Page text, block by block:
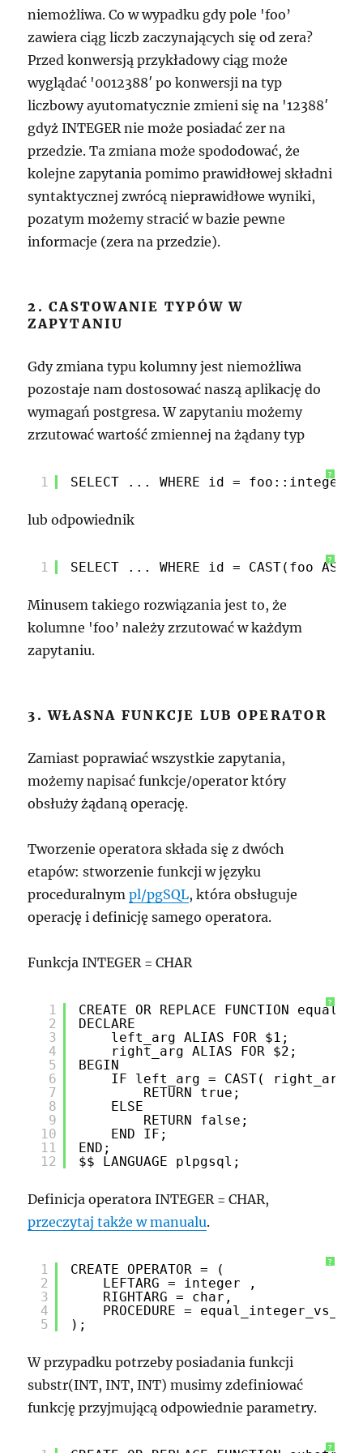
niemożliwa. Co w wypadku gdy pole 'foo’
zawiera ciąg liczb zaczynających się od zera?
Przed konwersją przykładowy ciąg może
wyglądać '0012388′ po konwersji na typ
liczbowy ayutomatycznie zmieni się na '12388′
gdyż INTEGER nie może posiadać zer na
przedzie. Ta zmiana może spododować, że
kolejne zapytania pomimo prawidłowej składni
syntaktycznej zwrócą nieprawidłowe wyniki,
pozatym możemy stracić w bazie pewne
informacje (zera na przedzie).
2. CASTOWANIE TYPÓW W
ZAPYTANIU
Gdy zmiana typu kolumny jest niemożliwa
pozostaje nam dostosować naszą aplikację do
wymagań postgresa. W zapytaniu możemy
zrzutować wartość zmiennej na żądany typ
?
1 SELECT ... WHERE id = foo::integer;
lub odpowiednik
?
1 SELECT ... WHERE id = CAST(foo AS
Minusem takiego rozwiązania jest to, że
kolumne 'foo’ należy zrzutować w każdym
zapytaniu.
3. WŁASNA FUNKCJE LUB OPERATOR
Zamiast poprawiać wszystkie zapytania,
możemy napisać funkcje/operator który
obsłuży żądaną operację.
Tworzenie operatora składa się z dwóch
etapów: stworzenie funkcji w języku
proceduralnympl/pgSQL, która obsługuje
operację i definicję samego operatora.
Funkcja INTEGER = CHAR
?
1
2
3
4
5
6
7
8
9
10
11
12
CREATE OR REPLACE FUNCTION
DECLARE
left_arg ALIAS FOR $1;
right_arg ALIAS FOR $2;
BEGIN
IF left_arg = CAST( right_arg AS
RETURN true;
ELSE
RETURN false;
END IF;
END;
$$ LANGUAGE plpgsql;
Definicja operatora INTEGER = CHAR,
przeczytaj także w manualu.
?
1
2
3
4
5
CREATE OPERATOR = (
LEFTARG = integer ,
RIGHTARG = char,
PROCEDURE =
);
W przypadku potrzeby posiadania funkcji
substr(INT, INT, INT) musimy zdefiniować
funkcję przyjmującą odpowiednie parametry.
?